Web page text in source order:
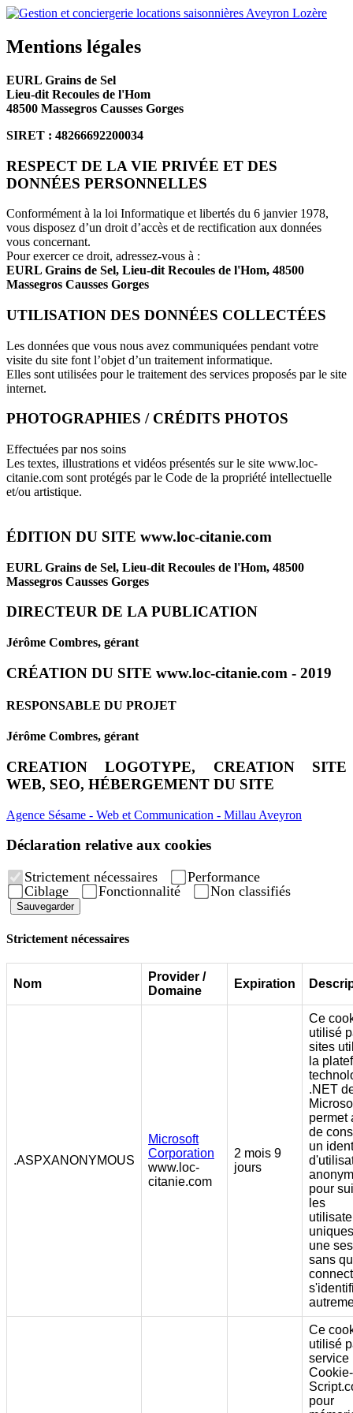
Mentions légales
EURL Grains de Sel
Lieu-dit Recoules de l'Hom
48500 Massegros Causses Gorges
SIRET : 48266692200034
RESPECT DE LA VIE PRIVÉE ET DES
DONNÉES PERSONNELLES
Conformément à la loi Informatique et libertés du 6 janvier 1978,
vous disposez d’un droit d’accès et de rectification aux données
vous concernant.
Pour exercer ce droit, adressez-vous à :
EURL Grains de Sel, Lieu-dit Recoules de l'Hom, 48500
Massegros Causses Gorges
UTILISATION DES DONNÉES COLLECTÉES
Les données que vous nous avez communiquées pendant votre
visite du site font l’objet d’un traitement informatique.
Elles sont utilisées pour le traitement des services proposés par le site
internet.
PHOTOGRAPHIES / CRÉDITS PHOTOS
Effectuées par nos soins
Les textes, illustrations et vidéos présentés sur le site www.loc-
citanie.com sont protégés par le Code de la propriété intellectuelle
et/ou artistique.
ÉDITION DU SITE www.loc-citanie.com
EURL Grains de Sel, Lieu-dit Recoules de l'Hom, 48500
Massegros Causses Gorges
DIRECTEUR DE LA PUBLICATION
Jérôme Combres, gérant
CRÉATION DU SITE www.loc-citanie.com - 2019
RESPONSABLE DU PROJET
Jérôme Combres, gérant
CREATION LOGOTYPE, CREATION SITE
WEB, SEO, HÉBERGEMENT DU SITE
Agence Sésame - Web et Communication - Millau Aveyron
Déclaration relative aux cookies
Strictement nécessaires
Performance
Ciblage
Fonctionnalité Non classifiés
Sauvegarder
Strictement nécessaires
Nom
Provider /
Domaine
Expiration
.ASPXANONYMOUS
Microsoft
Corporation
www.loc-
citanie.com
2 mois 9
jours
Ce
utilisé
sites
la
.NET
permet
de
un
pour
les
une
sans
Ce
utilisé
service
Cookie-
pour